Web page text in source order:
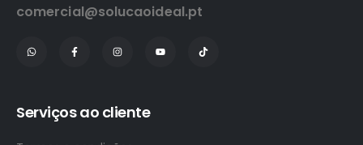
comercial@solucaoideal.pt
Serviços ao cliente